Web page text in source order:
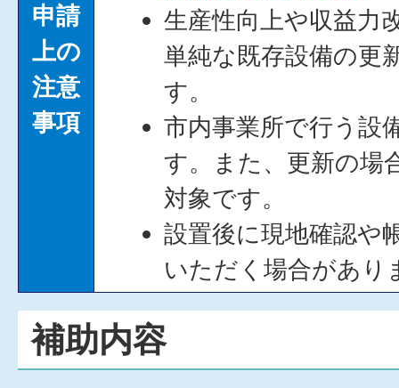
申請
上の
注意
事項
生産性向上や収益力
単純な既存設備の更
す。
市内事業所で行う設
す。また、更新の場
対象です。
設置後に現地確認や
いただく場合があり
補助内容